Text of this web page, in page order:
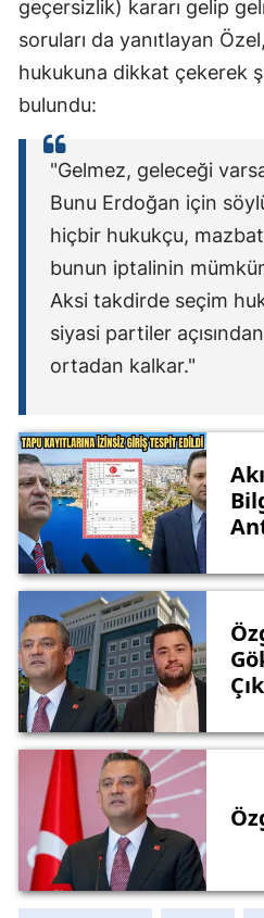
geçersizlik) kararı gelip
soruları da yanıtlayan
hukukuna dikkat çekerek
bulundu:
"Gelmez, geleceği
Bunu Erdoğan için
hiçbir hukukçu,
bunun iptalinin mümkün
Aksi takdirde seçim
siyasi partiler
ortadan kalkar."